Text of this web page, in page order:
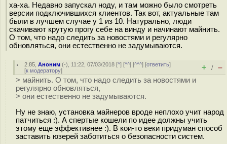
ха-ха. Недавно запускал ноду, и там можно было смотреть
версии подключившихся клиентов. Так вот, актуальные там
были в лучшем случае у 1 из 10. Натурально, люди
скачивают крутую прогу себе на винду и начинают майнить.
О том, что надо следить за новостями и регулярно
обновляться, они естественно не задумываются.
2.85 ,Аноним (-), 11:22, 07/03/2018 [^] [^^] [^^^] [ответить]
[к модератору] + / –
> майнить. О том, что надо следить за новостями и
регулярно обновляться,
> они естественно не задумываются.
Ну не знаю, установка майнеров вроде неплохо учит народ
патчиться :). А спертые кошели по идее должны учить
этому еще эффективнее :). В кои-то веки придуман способ
заставить юзерей заботиться о безопасности систем.